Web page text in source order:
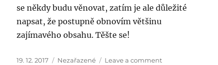
se někdy budu věnovat, zatím je ale důležité
napsat, že postupně obnovím většinu
zajímavého obsahu. Těšte se!
Posted
19. 12. 2017 Categories
Nezařazené Leave a commenton